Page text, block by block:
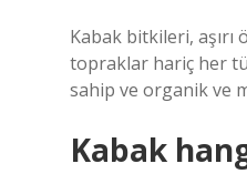
Kabak bitkileri,
topraklar hariç her
sahip ve organik ve
Kabak